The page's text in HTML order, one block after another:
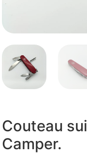
Couteau
Camper.